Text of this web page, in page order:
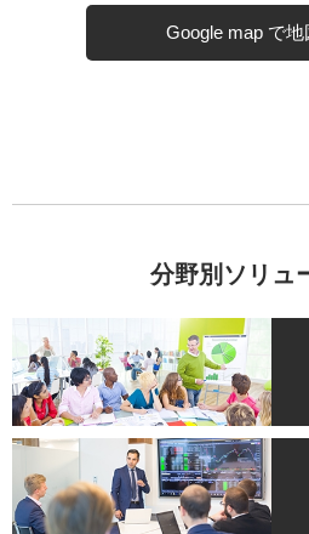
Google map で地
分野別ソリュ